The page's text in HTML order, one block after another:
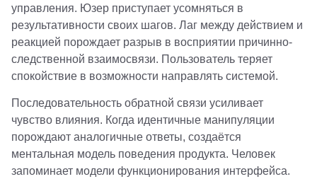
управления. Юзер приступает усомняться в
результативности своих шагов. Лаг между действием и
реакцией порождает разрыв в восприятии причинно-
следственной взаимосвязи. Пользователь теряет
спокойствие в возможности направлять системой.
Последовательность обратной связи усиливает
чувство влияния. Когда идентичные манипуляции
порождают аналогичные ответы, создаётся
ментальная модель поведения продукта. Человек
запоминает модели функционирования интерфейса.